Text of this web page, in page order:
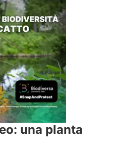
una planta